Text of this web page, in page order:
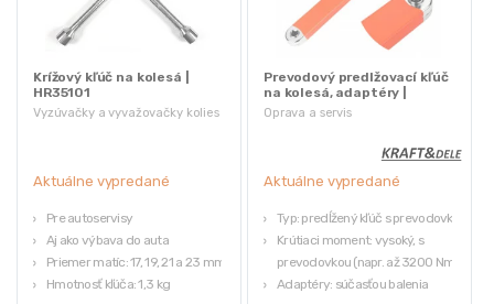
Vyzúvačky a vyvažovačky kolies
Krížový kľúč na kolesá |
HR35101
Aktuálne vypredané
Pre autoservisy
Aj ako výbava do auta
Priemer matíc: 17, 19, 21 a 23 mm
Hmotnosť kľúča: 1,3 kg
Oprava a servis
Prevodový predlžovací kľúč
na kolesá, adaptéry |
KD5936
Aktuálne vypredané
Typ: predĺžený kľúč s prevodovkou
Krútiaci moment: vysoký, s
prevodovkou (napr. až 3200 Nm)
Adaptéry: súčasťou balenia